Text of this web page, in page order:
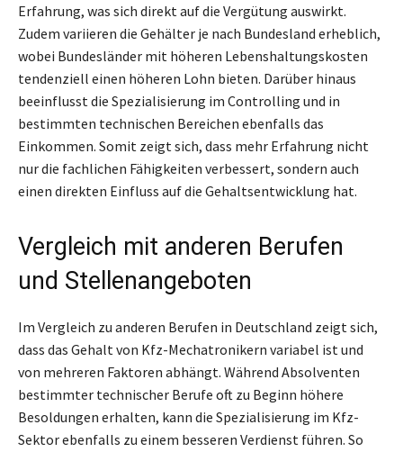
Erfahrung, was sich direkt auf die Vergütung auswirkt.
Zudem variieren die Gehälter je nach Bundesland erheblich,
wobei Bundesländer mit höheren Lebenshaltungskosten
tendenziell einen höheren Lohn bieten. Darüber hinaus
beeinflusst die Spezialisierung im Controlling und in
bestimmten technischen Bereichen ebenfalls das
Einkommen. Somit zeigt sich, dass mehr Erfahrung nicht
nur die fachlichen Fähigkeiten verbessert, sondern auch
einen direkten Einfluss auf die Gehaltsentwicklung hat.
Vergleich mit anderen Berufen
und Stellenangeboten
Im Vergleich zu anderen Berufen in Deutschland zeigt sich,
dass das Gehalt von Kfz-Mechatronikern variabel ist und
von mehreren Faktoren abhängt. Während Absolventen
bestimmter technischer Berufe oft zu Beginn höhere
Besoldungen erhalten, kann die Spezialisierung im Kfz-
Sektor ebenfalls zu einem besseren Verdienst führen. So